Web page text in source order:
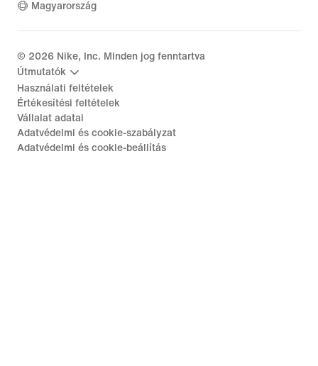
Magyarország
© 2026 Nike, Inc. Minden jog fenntartva
Útmutatók
Használati feltételek
Értékesítési feltételek
Vállalat adatai
Adatvédelmi és cookie-szabályzat
Adatvédelmi és cookie-beállítás